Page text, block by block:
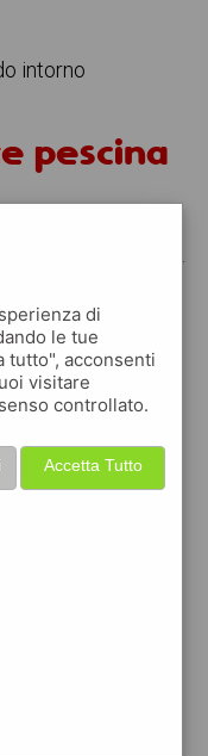
intorno
pescina
eni
shell
di
le tue
tutto", acconsenti
visitare
controllato.
Accetta Tutto